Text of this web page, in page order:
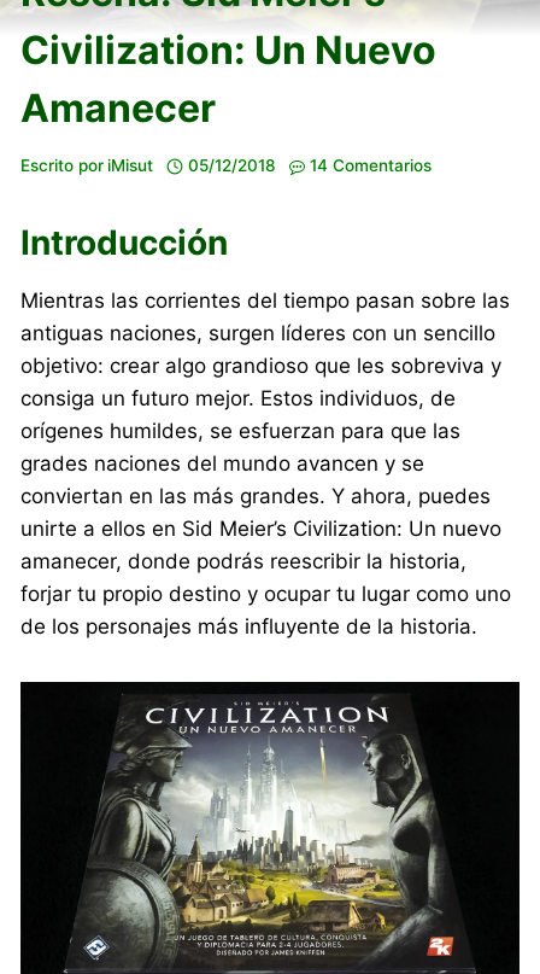
Civilization: Un Nuevo
Amanecer
Escrito por iMisut 05/12/2018 14 Comentarios
Introducción
Mientras las corrientes del tiempo pasan sobre las
antiguas naciones, surgen líderes con un sencillo
objetivo: crear algo grandioso que les sobreviva y
consiga un futuro mejor. Estos individuos, de
orígenes humildes, se esfuerzan para que las
grades naciones del mundo avancen y se
conviertan en las más grandes. Y ahora, puedes
unirte a ellos en Sid Meier’s Civilization: Un nuevo
amanecer, donde podrás reescribir la historia,
forjar tu propio destino y ocupar tu lugar como uno
de los personajes más influyente de la historia.